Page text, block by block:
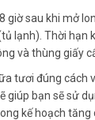
giờ sau khi mở
lạnh). Thời hạn
và thùng giấy
tươi đúng cách
giúp bạn sẽ sử
kế hoạch tăng